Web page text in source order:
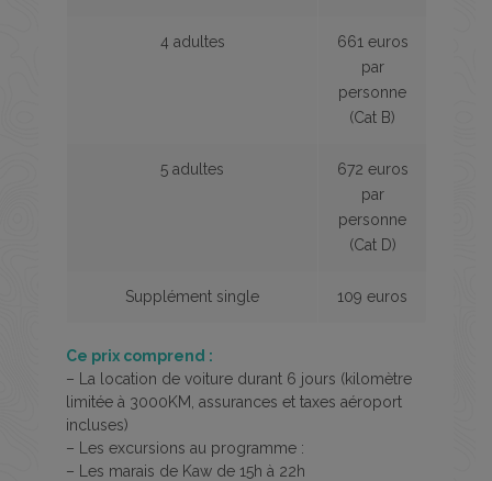
4 adultes
661 euros
par
personne
(Cat B)
5 adultes
672 euros
par
personne
(Cat D)
Supplément single 109 euros
Ce prix comprend :
– La location de voiture durant 6 jours (kilomètre
limitée à 3000KM, assurances et taxes aéroport
incluses)
– Les excursions au programme :
– Les marais de Kaw de 15h à 22h